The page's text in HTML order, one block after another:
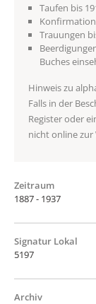
Taufen bis
Trauungen
Buches
Hinweis zu
Falls in der
Register oder
nicht online zur
Zeitraum
1887 - 1937
Signatur Lokal
5197
Archiv